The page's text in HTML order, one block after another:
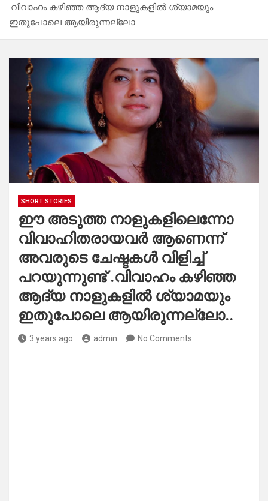
.വിവാഹം കഴിഞ്ഞ ആദ്യ നാളുകളിൽ ശ്യാമയും
ഇതുപോലെ ആയിരുന്നല്ലോ..
SHORT STORIES
ഈ അടുത്ത നാളുകളിലെന്നോ
വിവാഹിതരായവർ ആണെന്ന്
അവരുടെ ചേഷ്ടകൾ വിളിച്ച്
പറയുന്നുണ്ട് .വിവാഹം കഴിഞ്ഞ
ആദ്യ നാളുകളിൽ ശ്യാമയും
ഇതുപോലെ ആയിരുന്നല്ലോ..
3 years ago admin No Comments